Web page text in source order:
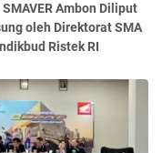
SMAVER Ambon Diliput
oleh Direktorat SMA
Ristek RI